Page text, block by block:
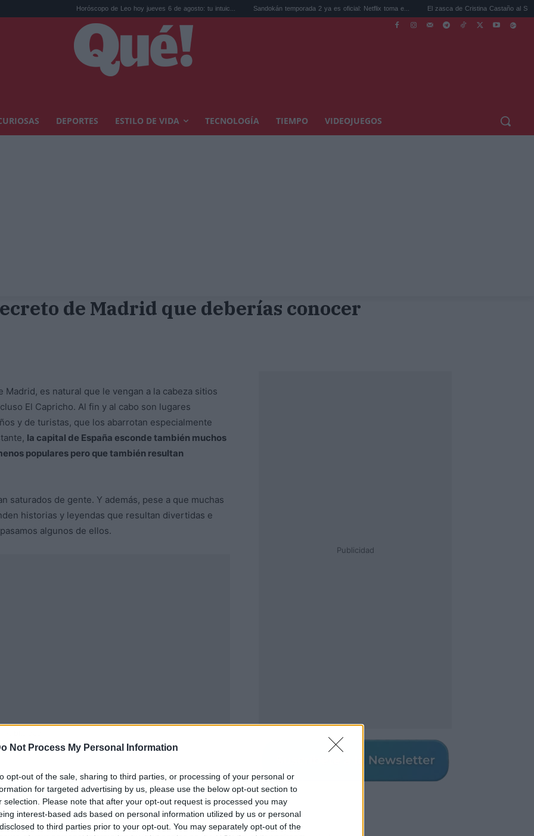
Not Process My Personal Information
opt-out of the sale, sharing to third parties, or processing of your personal or
for targeted advertising by us, please use the below opt-out section to
selection. Please note that after your opt-out request is processed you may
interest-based ads based on personal information utilized by us or personal
to third parties prior to your opt-out. You may separately opt-out of the
Horóscopo de Leo hoy jueves 6 de agosto: tu intuic... Sandokán temporada 2 ya es oficial: Netflix toma e... El zasca de Cristina Castaño al SEPE que
DEPORTES ESTILO DE VIDA TECNOLOGÍA TIEMPO VIDEOJUEGOS
de Madrid que deberías conocer
es natural que le vengan a la cabeza sitios
El Capricho. Al fin y al cabo son lugares
y de turistas, que los abarrotan especialmente
la capital de España esconde también muchos
populares pero que también resultan
saturados de gente. Y además, pese a que muchas
historias y leyendas que resultan divertidas e
algunos de ellos.
Publicidad